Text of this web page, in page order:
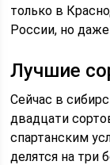
только в
России, но
Лучшие
Сейчас в
двадцати
спартанским
делятся на три